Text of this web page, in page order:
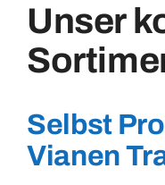
Magnete
Kontakt
Broches
Carnaval
Unser
Selbst
Vianen